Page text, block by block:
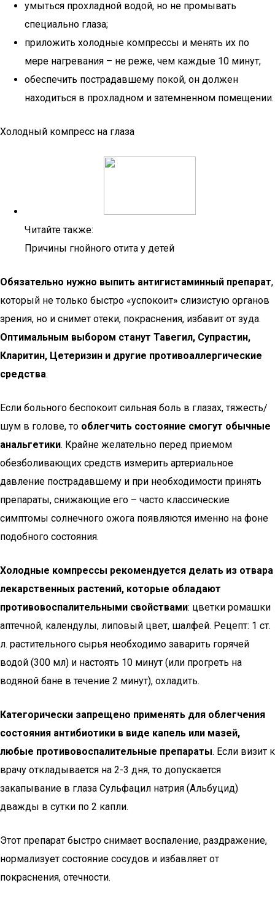
умыться прохладной водой, но не промывать
специально глаза;
приложить холодные компрессы и менять их по
мере нагревания – не реже, чем каждые 10 минут;
обеспечить пострадавшему покой, он должен
находиться в прохладном и затемненном помещении.
Холодный компресс на глаза
Читайте также:
Причины гнойного отита у детей
Обязательно нужно выпить антигистаминный препарат,
который не только быстро «успокоит» слизистую органов
зрения, но и снимет отеки, покраснения, избавит от зуда.
Оптимальным выбором станут Тавегил, Супрастин,
Кларитин, Цетеризин и другие противоаллергические
средства.
Если больного беспокоит сильная боль в глазах, тяжесть/
шум в голове, то облегчить состояние смогут обычные
анальгетики. Крайне желательно перед приемом
обезболивающих средств измерить артериальное
давление пострадавшему и при необходимости принять
препараты, снижающие его – часто классические
симптомы солнечного ожога появляются именно на фоне
подобного состояния.
Холодные компрессы рекомендуется делать из отвара
лекарственных растений, которые обладают
противовоспалительными свойствами: цветки ромашки
аптечной, календулы, липовый цвет, шалфей. Рецепт: 1 ст.
л. растительного сырья необходимо заварить горячей
водой (300 мл) и настоять 10 минут (или прогреть на
водяной бане в течение 2 минут), охладить.
Категорически запрещено применять для облегчения
состояния антибиотики в виде капель или мазей,
любые противовоспалительные препараты. Если визит к
врачу откладывается на 2-3 дня, то допускается
закапывание в глаза Сульфацил натрия (Альбуцид)
дважды в сутки по 2 капли.
Этот препарат быстро снимает воспаление, раздражение,
нормализует состояние сосудов и избавляет от
покраснения, отечности.